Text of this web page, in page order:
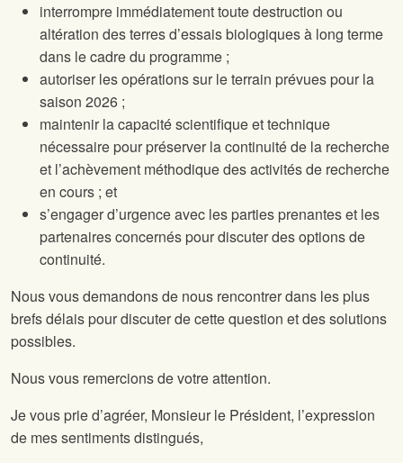
interrompre immédiatement toute destruction ou
altération des terres d’essais biologiques à long terme
dans le cadre du programme ;
autoriser les opérations sur le terrain prévues pour la
saison 2026 ;
maintenir la capacité scientifique et technique
nécessaire pour préserver la continuité de la recherche
et l’achèvement méthodique des activités de recherche
en cours ; et
s’engager d’urgence avec les parties prenantes et les
partenaires concernés pour discuter des options de
continuité.
Nous vous demandons de nous rencontrer dans les plus
brefs délais pour discuter de cette question et des solutions
possibles.
Nous vous remercions de votre attention.
Je vous prie d’agréer, Monsieur le Président, l’expression
de mes sentiments distingués,